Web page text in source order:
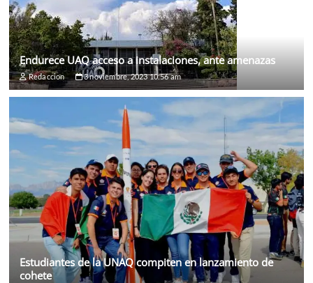
Endurece UAQ acceso a instalaciones, ante amenazas
Redaccion 3 noviembre, 2023 10:56 am
Estudiantes de la UNAQ compiten en lanzamiento de
cohete